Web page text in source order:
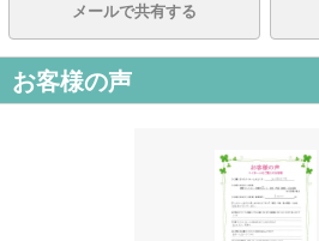
メールで共有する
お客様の声